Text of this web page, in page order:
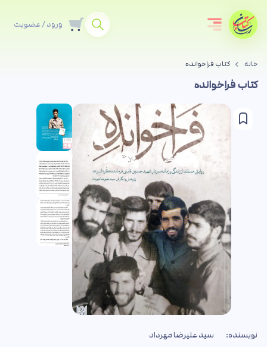
ورود / عضویت
خانه کتاب فراخوانده
کتاب فراخوانده
نویسنده:
سید علیرضا مهرداد